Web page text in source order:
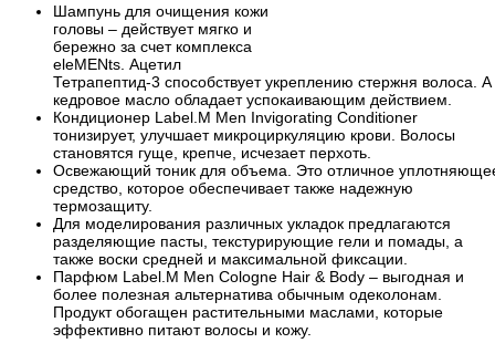
Шампунь для очищения кожи
головы – действует мягко и
бережно за счет комплекса
eleMENts. Ацетил
Тетрапептид-3 способствует укреплению стержня волоса. А
кедровое масло обладает успокаивающим действием.
Кондиционер Label.M Men Invigorating Conditioner
тонизирует, улучшает микроциркуляцию крови. Волосы
становятся гуще, крепче, исчезает перхоть.
Освежающий тоник для объема. Это отличное
средство, которое обеспечивает также надежную
термозащиту.
Для моделирования различных укладок предлагаются
разделяющие пасты, текстурирующие гели и помады, а
также воски средней и максимальной фиксации.
Парфюм Label.M Men Cologne Hair & Body – выгодная и
более полезная альтернатива обычным одеколонам.
Продукт обогащен растительными маслами, которые
эффективно питают волосы и кожу.